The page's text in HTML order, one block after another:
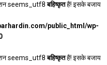
seems_utf8बहिष्कृतहै! इसके बजाय
public_html/wp-
seems_utf8बहिष्कृतहै! इसके बजाय